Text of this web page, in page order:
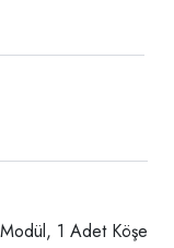
1 Adet Köşe